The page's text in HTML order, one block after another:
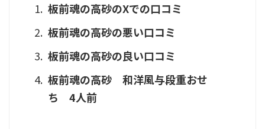
板前魂の高砂のXでの口コミ
板前魂の高砂の悪い口コミ
板前魂の高砂の良い口コミ
板前魂の高砂 和洋風与段重おせ
ち 4人前